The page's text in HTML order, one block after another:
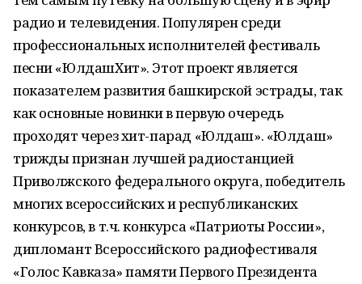
радио и телевидения. Популярен среди
профессиональных исполнителей фестиваль
песни «ЮлдашХит». Этот проект является
показателем развития башкирской эстрады, так
как основные новинки в первую очередь
проходят через хит-парад «Юлдаш». «Юлдаш»
трижды признан лучшей радиостанцией
Приволжского федерального округа, победитель
многих всероссийских и республиканских
конкурсов, в т.ч. конкурса «Патриоты России»,
дипломант Всероссийского радиофестиваля
«Голос Кавказа» памяти Первого Президента